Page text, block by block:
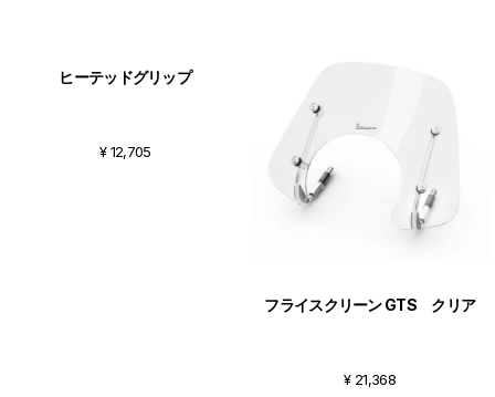
フライスクリーン GTS クリア
¥ 21,368